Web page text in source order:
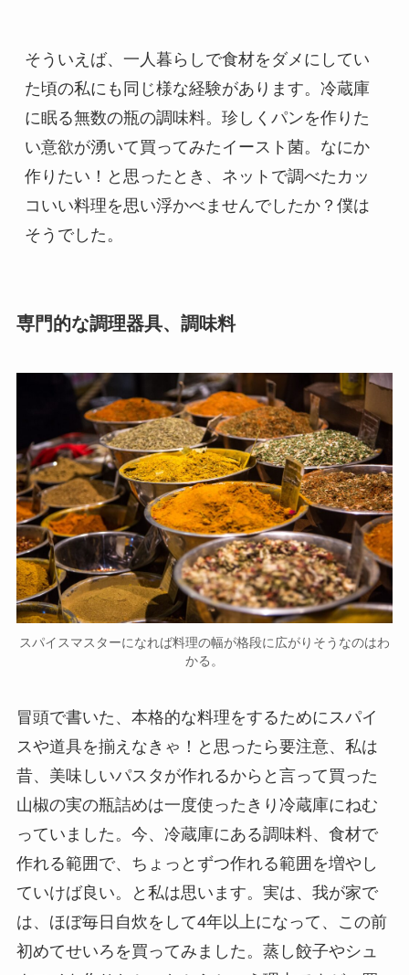
そういえば、一人暮らしで食材をダメにしてい
た頃の私にも同じ様な経験があります。冷蔵庫
に眠る無数の瓶の調味料。珍しくパンを作りた
い意欲が湧いて買ってみたイースト菌。なにか
作りたい！と思ったとき、ネットで調べたカッ
コいい料理を思い浮かべませんでしたか？僕は
そうでした。
専門的な調理器具、調味料
スパイスマスターになれば料理の幅が格段に広がりそうなのはわ
かる。
冒頭で書いた、本格的な料理をするためにスパイ
スや道具を揃えなきゃ！と思ったら要注意、私は
昔、美味しいパスタが作れるからと言って買った
山椒の実の瓶詰めは一度使ったきり冷蔵庫にねむ
っていました。今、冷蔵庫にある調味料、食材で
作れる範囲で、ちょっとずつ作れる範囲を増やし
ていけば良い。と私は思います。実は、我が家で
は、ほぼ毎日自炊をして4年以上になって、この前
初めてせいろを買ってみました。蒸し餃子やシュ